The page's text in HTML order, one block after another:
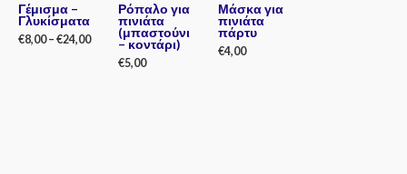
Γέμισμα –
Γλυκίσματα
€8,00– €24,00
Ρόπαλο για
πινιάτα
(μπαστούνι
– κοντάρι)
€5,00
Μάσκα για
πινιάτα
πάρτυ
€4,00